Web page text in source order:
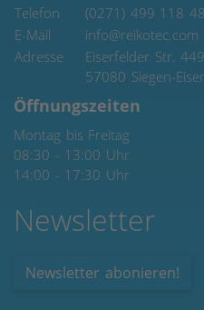
Telefon
(0271) 499 118 48
E-Mail
info@reikotec.com
Adresse
Eiserfelder Str. 449
57080 Siegen-
Öffnungszeiten
Montag bis Freitag
08:30 - 13:00 Uhr
14:00 - 17:30 Uhr
Newsletter
Newsletter abonieren!